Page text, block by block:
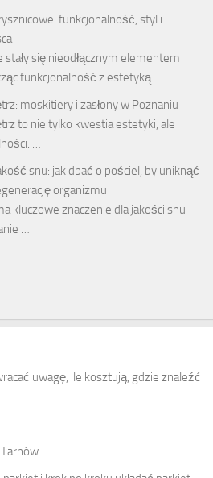
funkcjonalność, styl i
stały się nieodłącznym elementem
funkcjonalność z estetyką. …
moskitiery i zasłony w Poznaniu
to nie tylko kwestia estetyki, ale
…
snu: jak dbać o pościel, by uniknąć
organizmu
kluczowe znaczenie dla jakości snu
…
uwagę, ile kosztują, gdzie znaleźć